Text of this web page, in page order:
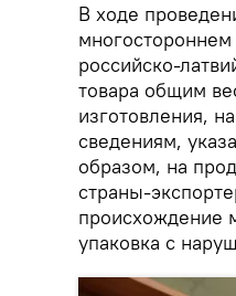
В ходе
российско-
товара общим
изготовления,
сведениям,
образом, на
страны-
происхождение
упаковка с